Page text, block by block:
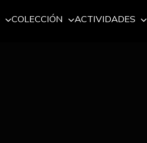
COLECCIÓN ACTIVIDADES